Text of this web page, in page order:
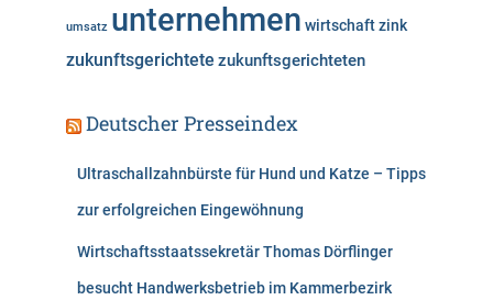
umsatz unternehmen wirtschaftzink
zukunftsgerichtete zukunftsgerichteten
Deutscher Presseindex
Ultraschallzahnbürste für Hund und Katze – Tipps
zur erfolgreichen Eingewöhnung
Wirtschaftsstaatssekretär Thomas Dörflinger
besucht Handwerksbetrieb im Kammerbezirk